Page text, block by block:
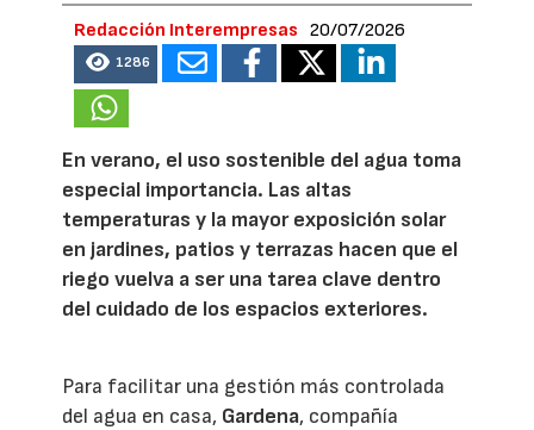
Redacción Interempresas 20/07/2026
1286
En verano, el uso sostenible del agua toma
especial importancia. Las altas
temperaturas y la mayor exposición solar
en jardines, patios y terrazas hacen que el
riego vuelva a ser una tarea clave dentro
del cuidado de los espacios exteriores.
Para facilitar una gestión más controlada
del agua en casa, Gardena, compañía